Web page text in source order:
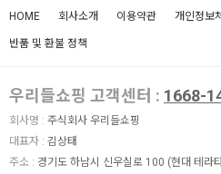
HOME 회사소개 이용약관 개인정보
반품 및 환불 정책
우리들쇼핑 고객센터 : 1668-
회사명 : 주식회사 우리들쇼핑
대표자 : 김상태
주소 : 경기도 하남시 신우실로 100 (현대 테라